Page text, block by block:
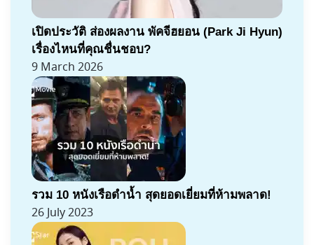
เปิดประวัติ ส่องผลงาน พัคจีฮยอน (Park Ji Hyun)
เรื่องไหนที่คุณชื่นชอบ?
9 March 2026
รวม 10 หนังเรือดำน้ำ สุดยอดเยี่ยมที่ห้ามพลาด!
26 July 2023